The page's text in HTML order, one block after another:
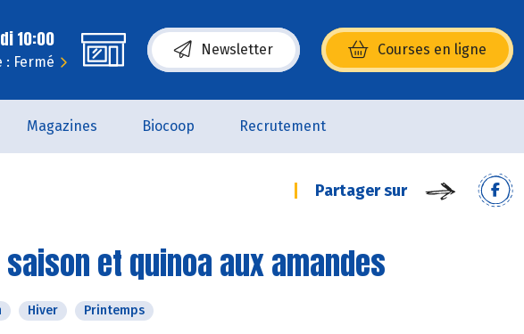
10:00
: Fermé
Newsletter Courses en ligne
(s’ouvre dans une nouvelle fenêtre)
Magazines Biocoop Recrutement
Partager sur
et quinoa aux amandes
Hiver Printemps